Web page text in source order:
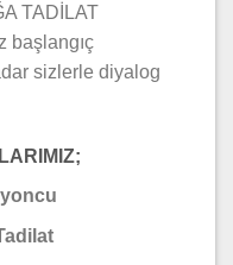
TADİLAT
başlangıç
sizlerle diyalog